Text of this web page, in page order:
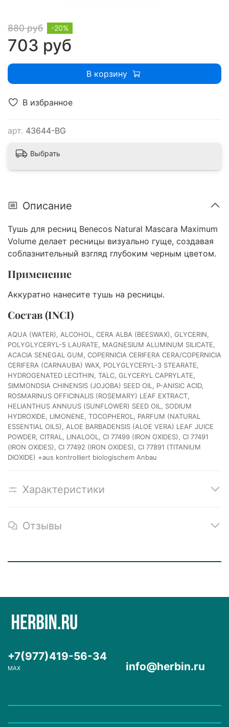
В избранное
арт. 43644-BG
880 руб
703 руб
-20%
В корзину
Выбрать
Описание
Тушь для ресниц Benecos Natural Mascara Maximum
Volume делает ресницы визуально гуще, создавая
соблазнительный взгляд глубоким черным цветом.
Применение
Аккуратно нанесите тушь на ресницы.
Состав (INCI)
AQUA (WATER), ALCOHOL, CERA ALBA (BEESWAX), GLYCERIN,
POLYGLYCERYL-5 LAURATE, MAGNESIUM ALUMINUM SILICATE,
ACACIA SENEGAL GUM, COPERNICIA CERIFERA CERA/COPERNICIA
CERIFERA (CARNAUBA) WAX, POLYGLYCERYL-3 STEARATE,
HYDROGENATED LECITHIN, TALC, GLYCERYL CAPRYLATE,
SIMMONDSIA CHINENSIS (JOJOBA) SEED OIL, P-ANISIC ACID,
ROSMARINUS OFFICINALIS (ROSEMARY) LEAF EXTRACT,
HELIANTHUS ANNUUS (SUNFLOWER) SEED OIL, SODIUM
HYDROXIDE, LIMONENE, TOCOPHEROL, PARFUM (NATURAL
ESSENTIAL OILS), ALOE BARBADENSIS (ALOE VERA) LEAF JUICE
POWDER, CITRAL, LINALOOL, CI 77499 (IRON OXIDES), CI 77491
(IRON OXIDES), CI 77492 (IRON OXIDES), CI 77891 (TITANIUM
DIOXIDE) +aus kontrolliert biologischem Anbau
Характеристики
Отзывы
+7(977)419-56-34
MAX info@herbin.ru